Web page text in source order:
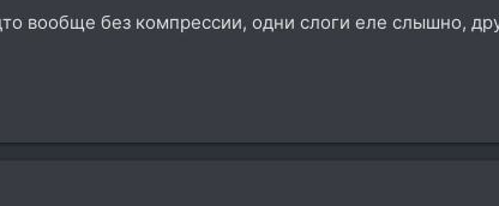
вообще без компрессии, одни слоги еле слышно,